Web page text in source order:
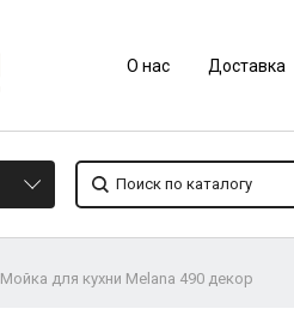
О нас Доставка
Мойка для кухни Melana 490 декор